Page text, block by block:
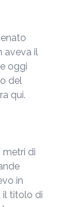
aveva il
oggi
del
qui.
metri di
in
il titolo di